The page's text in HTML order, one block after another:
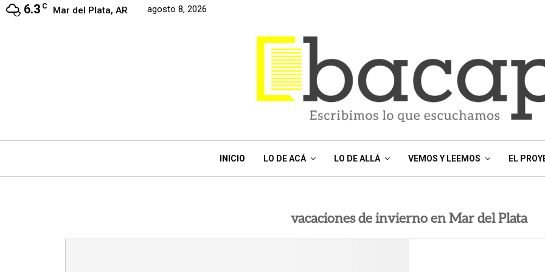
6.3 C Mar del Plata, AR agosto 8, 2026
INICIO LO DE ACÁ LO DE ALLÁ VEMOS Y LEEMOS EL
vacaciones de invierno en Mar del Plata